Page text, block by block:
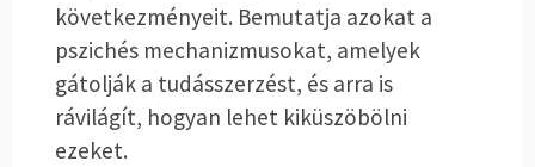
következményeit. Bemutatja azokat a
pszichés mechanizmusokat, amelyek
gátolják a tudásszerzést, és arra is
rávilágít, hogyan lehet kiküszöbölni
ezeket.